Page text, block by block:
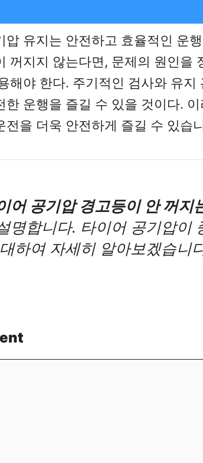
압 유지는 안전하고 효율적인 운
꺼지지 않는다면, 문제의 원인을
해야 한다. 주기적인 검사와 유지
한 운행을 즐길 수 있을 것이다.
전을 더욱 안전하게 즐길 수 있습
어 공기압 경고등이 안 꺼지
명합니다. 타이어 공기압이
하여 자세히 알아보겠습니